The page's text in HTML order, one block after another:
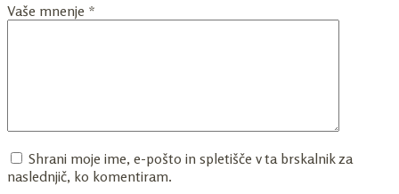
Vaše mnenje *
Shrani moje ime, e-pošto in spletišče v ta brskalnik za
naslednjič, ko komentiram.